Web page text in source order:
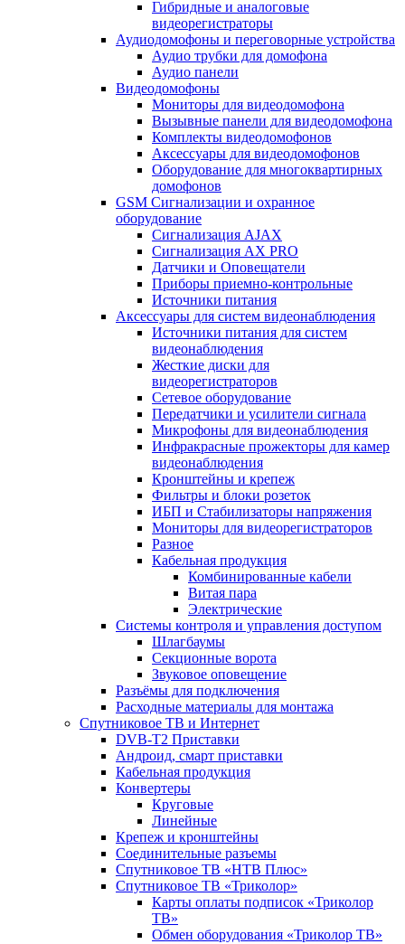
Гибридные и аналоговые
видеорегистраторы
Аудиодомофоны и переговорные устройства
Аудио трубки для домофона
Аудио панели
Видеодомофоны
Мониторы для видеодомофона
Вызывные панели для видеодомофона
Комплекты видеодомофонов
Аксессуары для видеодомофонов
Оборудование для многоквартирных
домофонов
GSM Сигнализации и охранное
оборудование
Сигнализация AJAX
Сигнализация AX PRO
Датчики и Оповещатели
Приборы приемно-контрольные
Источники питания
Аксессуары для систем видеонаблюдения
Источники питания для систем
видеонаблюдения
Жесткие диски для
видеорегистраторов
Сетевое оборудование
Передатчики и усилители сигнала
Микрофоны для видеонаблюдения
Инфракрасные прожекторы для камер
видеонаблюдения
Кронштейны и крепеж
Фильтры и блоки розеток
ИБП и Стабилизаторы напряжения
Мониторы для видеорегистраторов
Разное
Кабельная продукция
Комбинированные кабели
Витая пара
Электрические
Системы контроля и управления доступом
Шлагбаумы
Секционные ворота
Звуковое оповещение
Разъёмы для подключения
Расходные материалы для монтажа
Спутниковое ТВ и Интернет
DVB-Т2 Приставки
Андроид, смарт приставки
Кабельная продукция
Конвертеры
Круговые
Линейные
Крепеж и кронштейны
Соединительные разъемы
Спутниковое ТВ «НТВ Плюс»
Спутниковое ТВ «Триколор»
Карты оплаты подписок «Триколор
ТВ»
Обмен оборудования «Триколор ТВ»